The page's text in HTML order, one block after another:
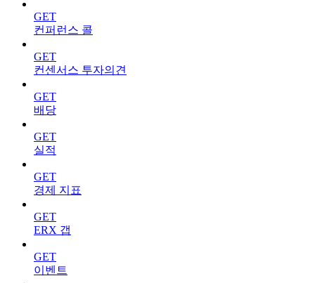
GET
컨퍼런스 콜
GET
컨센서스 투자의견
GET
배당
GET
실적
GET
경제 지표
GET
ERX 갭
GET
이벤트